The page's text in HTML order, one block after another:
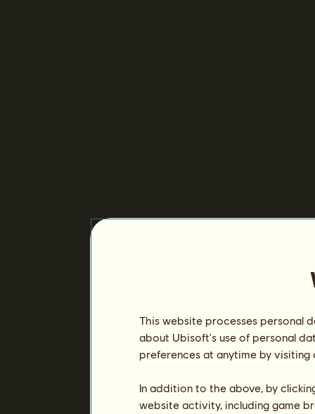
This website processes personal
about Ubisoft's use of personal
preferences at anytime by
In addition to the above, by
website activity, including game